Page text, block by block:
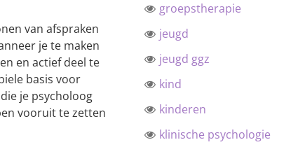
van afspraken
je te maken
en actief deel te
basis voor
je psycholoog
vooruit te zetten
groepstherapie
jeugd
jeugd ggz
kind
kinderen
klinische psychologie